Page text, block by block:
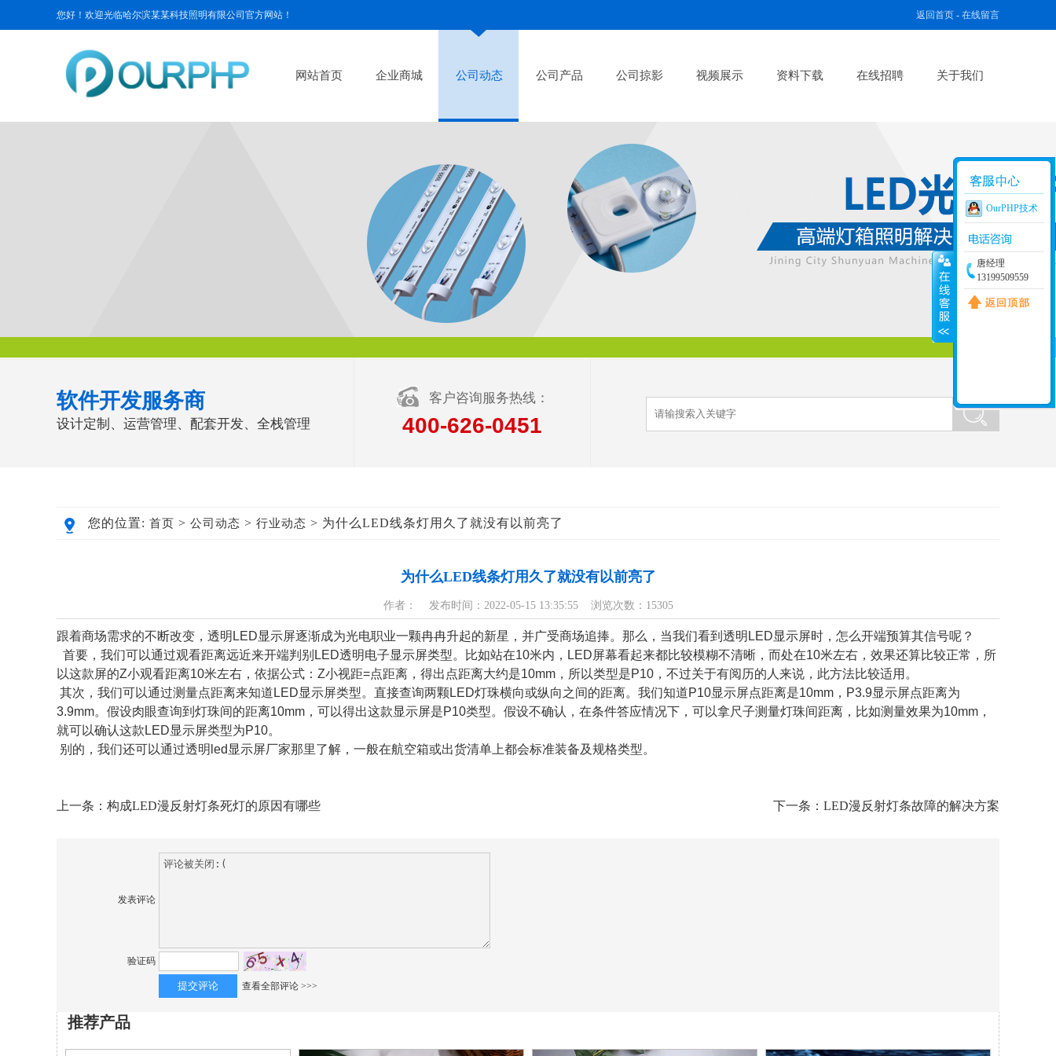
您好！欢迎光临哈尔滨某某科技照明有限公司官方网站！ 返回首页 - 在线留言
网站首页 企业商城 公司动态 公司产品 公司掠影 视频展示 资料下载 在线招聘 关于我们
软件开发服务商
设计定制、运营管理、配套开发、全栈管理
客户咨询服务热线：
400-626-0451
您的位置: 首页 > 公司动态 > 行业动态 > 为什么LED线条灯用久了就没有以前亮了
为什么LED线条灯用久了就没有以前亮了
作者： 发布时间：2022-05-15 13:35:55 浏览次数：15305
跟着商场需求的不断改变，透明LED显示屏逐渐成为光电职业一颗冉冉升起的新星，并广受商场追捧。那么，当我们看到透明LED显示屏时，怎么开端预算其信号呢？
首要，我们可以通过观看距离远近来开端判别LED透明电子显示屏类型。比如站在10米内，LED屏幕看起来都比较模糊不清晰，而处在10米左右，效果还算比较正常，所
以这款屏的Z小观看距离10米左右，依据公式：Z小视距=点距离，得出点距离大约是10mm，所以类型是P10，不过关于有阅历的人来说，此方法比较适用。
其次，我们可以通过测量点距离来知道LED显示屏类型。直接查询两颗LED灯珠横向或纵向之间的距离。我们知道P10显示屏点距离是10mm，P3.9显示屏点距离为
3.9mm。假设肉眼查询到灯珠间的距离10mm，可以得出这款显示屏是P10类型。假设不确认，在条件答应情况下，可以拿尺子测量灯珠间距离，比如测量效果为10mm，
就可以确认这款LED显示屏类型为P10。
别的，我们还可以通过透明led显示屏厂家那里了解，一般在航空箱或出货清单上都会标准装备及规格类型。
上一条： 构成LED漫反射灯条死灯的原因有哪些 下一条： LED漫反射灯条故障的解决方案
发表评论
验证码
查看全部评论 >>>
推荐产品
OurPHP技术
唐经理
13199509559